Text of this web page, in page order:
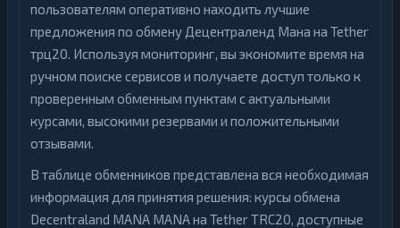
пользователям оперативно находить лучшие
предложения по обмену Децентраленд Мана на Tether
трц20. Используя мониторинг, вы экономите время на
ручном поиске сервисов и получаете доступ только к
проверенным обменным пунктам с актуальными
курсами, высокими резервами и положительными
отзывами.
В таблице обменников представлена вся необходимая
информация для принятия решения: курсы обмена
Decentraland MANA MANA на Tether TRC20, доступные